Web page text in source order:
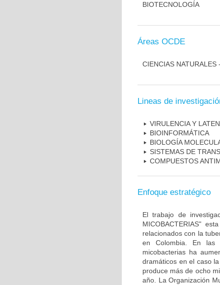
BIOTECNOLOGÍA
Áreas OCDE
CIENCIAS
Lineas de
VIRULENCIA Y
BIOINFORMÁTICA
BIOLOGÍA
SISTEMAS DE
COMPUESTOS
Enfoque estratégico
El trabajo de
MICOBACTERIAS"
relacionados con la
en Colombia. En las
micobacterias ha
dramáticos en el caso
produce más de ocho
año. La Organización